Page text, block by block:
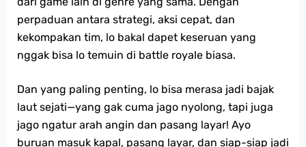
perpaduan antara strategi, aksi cepat, dan
kekompakan tim, lo bakal dapet keseruan yang
nggak bisa lo temuin di battle royale biasa.
Dan yang paling penting, lo bisa merasa jadi bajak
laut sejati—yang gak cuma jago nyolong, tapi juga
jago ngatur arah angin dan pasang layar! Ayo
buruan masuk kapal, pasang layar, dan siap-siap jadi